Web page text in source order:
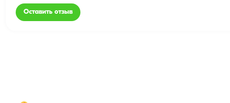
Оставить отзыв